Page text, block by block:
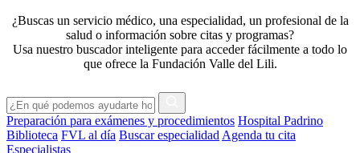
¿Buscas un servicio médico, una especialidad, un profesional de la
salud o información sobre citas y programas?
Usa nuestro buscador inteligente para acceder fácilmente a todo lo
que ofrece la Fundación Valle del Lili.
Preparación para exámenes y procedimientos Hospital Padrino
Biblioteca FVL al día Buscar especialidad Agenda tu cita
Especialistas